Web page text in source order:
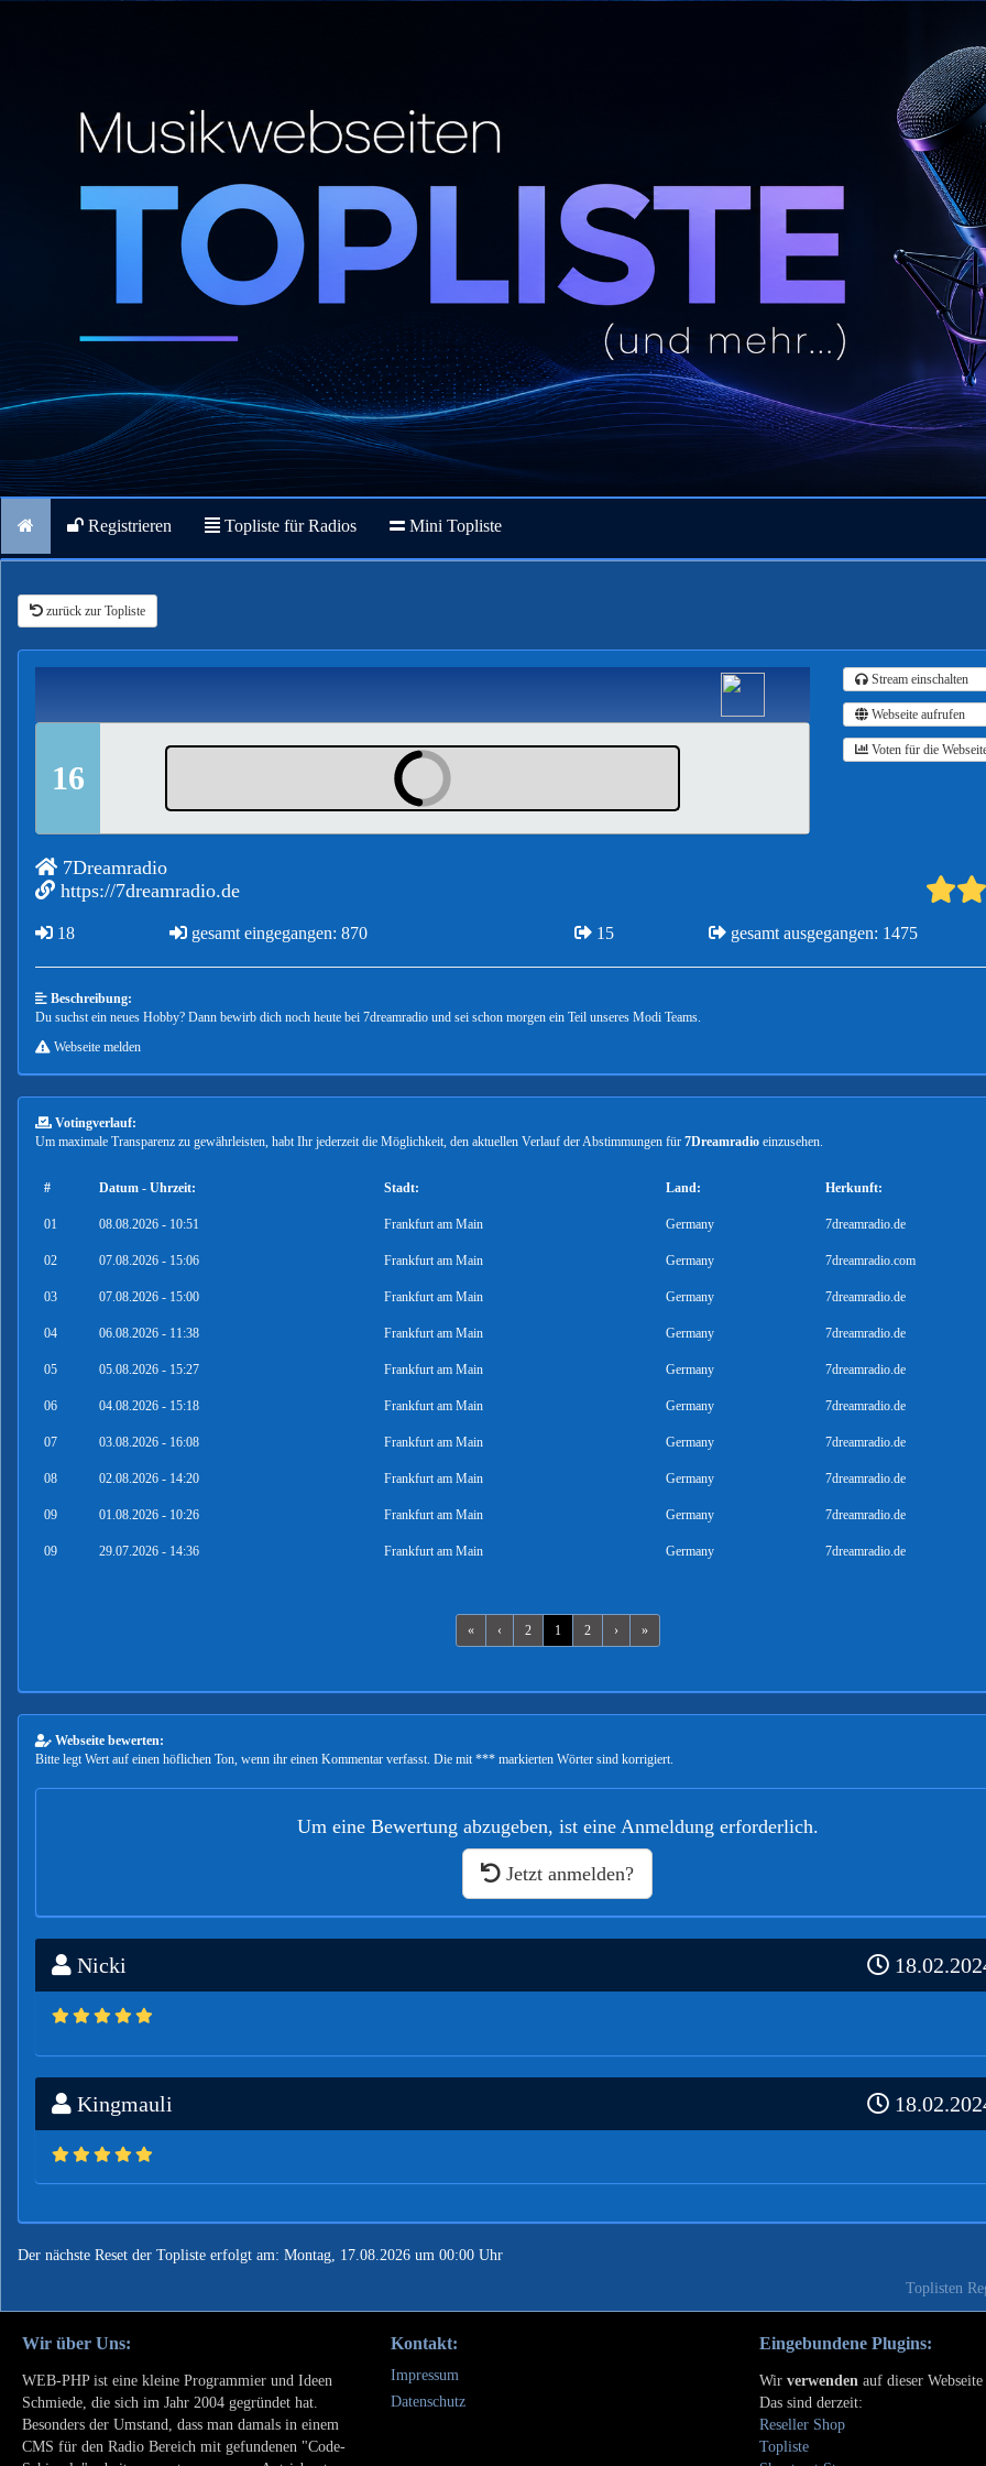
Registrieren Topliste für Radios Mini Topliste
zurück zur Topliste
16
Stream einschalten
Webseite aufrufen
Voten für die
7Dreamradio
https://7dreamradio.de
18 gesamt eingegangen: 870 15 gesamt ausgegangen: 1475
Beschreibung:
Du suchst ein neues Hobby? Dann bewirb dich noch heute bei 7dreamradio und sei schon morgen ein Teil unseres Modi Teams.
Webseite melden
Votingverlauf:
Um maximale Transparenz zu gewährleisten, habt Ihr jederzeit die Möglichkeit, den aktuellen Verlauf der Abstimmungen für 7Dreamradio einzusehen.
# Datum - Uhrzeit: Stadt: Land: Herkunft:
01 08.08.2026 - 10:51 Frankfurt am Main Germany 7dreamradio.de
02 07.08.2026 - 15:06 Frankfurt am Main Germany 7dreamradio.com
03 07.08.2026 - 15:00 Frankfurt am Main Germany 7dreamradio.de
04 06.08.2026 - 11:38 Frankfurt am Main Germany 7dreamradio.de
05 05.08.2026 - 15:27 Frankfurt am Main Germany 7dreamradio.de
06 04.08.2026 - 15:18 Frankfurt am Main Germany 7dreamradio.de
07 03.08.2026 - 16:08 Frankfurt am Main Germany 7dreamradio.de
08 02.08.2026 - 14:20 Frankfurt am Main Germany 7dreamradio.de
09 01.08.2026 - 10:26 Frankfurt am Main Germany 7dreamradio.de
09 29.07.2026 - 14:36 Frankfurt am Main Germany 7dreamradio.de
« ‹ 2 1 2 › »
Webseite bewerten:
Bitte legt Wert auf einen höflichen Ton, wenn ihr einen Kommentar verfasst. Die mit *** markierten Wörter sind korrigiert.
Um eine Bewertung abzugeben, ist eine Anmeldung erforderlich.
Jetzt anmelden?
Nicki
Kingmauli
Der nächste Reset der Topliste erfolgt am: Montag, 17.08.2026 um 00:00 Uhr
Toplisten
Wir über Uns:
WEB-PHP ist eine kleine Programmier und Ideen
Schmiede, die sich im Jahr 2004 gegründet hat.
Besonders der Umstand, dass man damals in einem
CMS für den Radio Bereich mit gefundenen "Code-
Kontakt:
Impressum
Datenschutz
Eingebundene Plugins:
Wir verwenden auf dieser Webseite
Das sind derzeit:
Reseller Shop
Topliste